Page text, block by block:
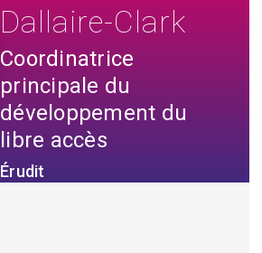
Dallaire-Clark
Coordinatrice
principale du
développement du
libre accès
Érudit